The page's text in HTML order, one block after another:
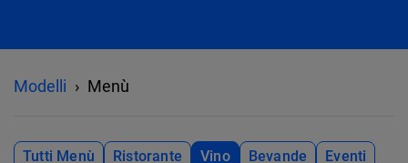
Modelli Menù
Tutti Menù Ristorante Vino Bevande
Eventi